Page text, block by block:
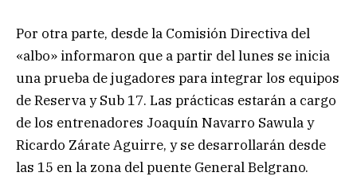
Por otra parte, desde la Comisión Directiva del
«albo» informaron que a partir del lunes se inicia
una prueba de jugadores para integrar los equipos
de Reserva y Sub 17. Las prácticas estarán a cargo
de los entrenadores Joaquín Navarro Sawula y
Ricardo Zárate Aguirre, y se desarrollarán desde
las 15 en la zona del puente General Belgrano.